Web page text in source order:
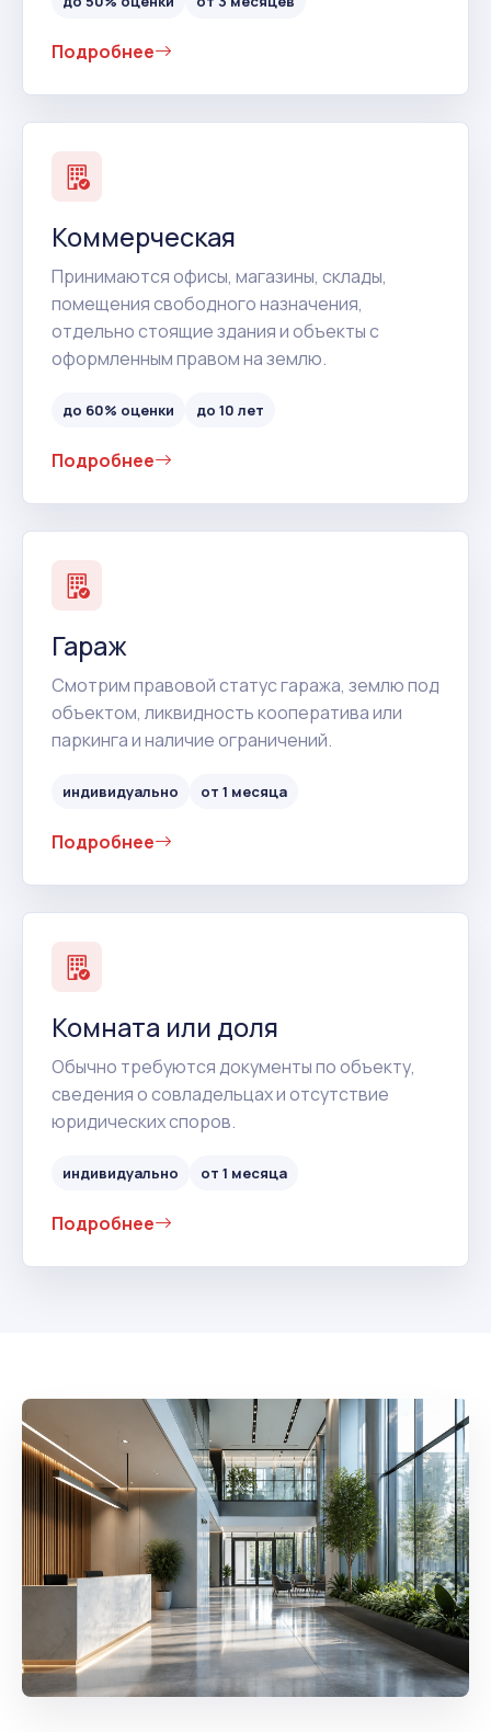
Подробнее
Коммерческая
Принимаются офисы, магазины, склады,
помещения свободного назначения,
отдельно стоящие здания и объекты с
оформленным правом на землю.
до 60% оценки до 10 лет
Подробнее
Гараж
Смотрим правовой статус гаража, землю под
объектом, ликвидность кооператива или
паркинга и наличие ограничений.
индивидуально от 1 месяца
Подробнее
Комната или доля
Обычно требуются документы по объекту,
сведения о совладельцах и отсутствие
юридических споров.
индивидуально от 1 месяца
Подробнее